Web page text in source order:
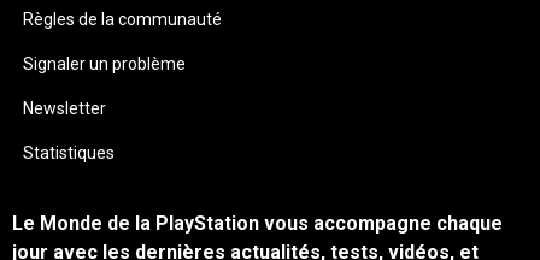
Règles de la communauté
Signaler un problème
Newsletter
Statistiques
Le Monde de la PlayStation vous accompagne chaque
jour avec les dernières actualités, tests, vidéos, et